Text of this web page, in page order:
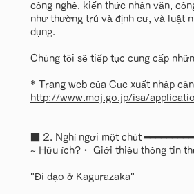
công nghệ, kiến thức nhân văn,
như thường trú và định cư, và luật
dụng.
Chúng tôi sẽ tiếp tục cung cấp
* Trang web của Cục xuất nhập
http://www.moj.go.jp/isa/
■ 2. Nghỉ ngơi một chút
~ Hữu ích?・ Giới thiệu thông tin
"Đi dạo ở Kagurazaka"